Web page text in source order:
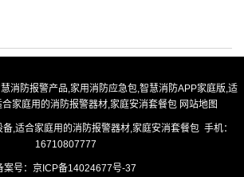
消防报警产品,家用消防应急包,智慧消防APP家庭版,适
家庭用的消防报警器材,家庭安消套餐包 网站地图
,适合家庭用的消防报警器材,家庭安消套餐包 手机：
16710807777
案号： 京ICP备14024677号-37